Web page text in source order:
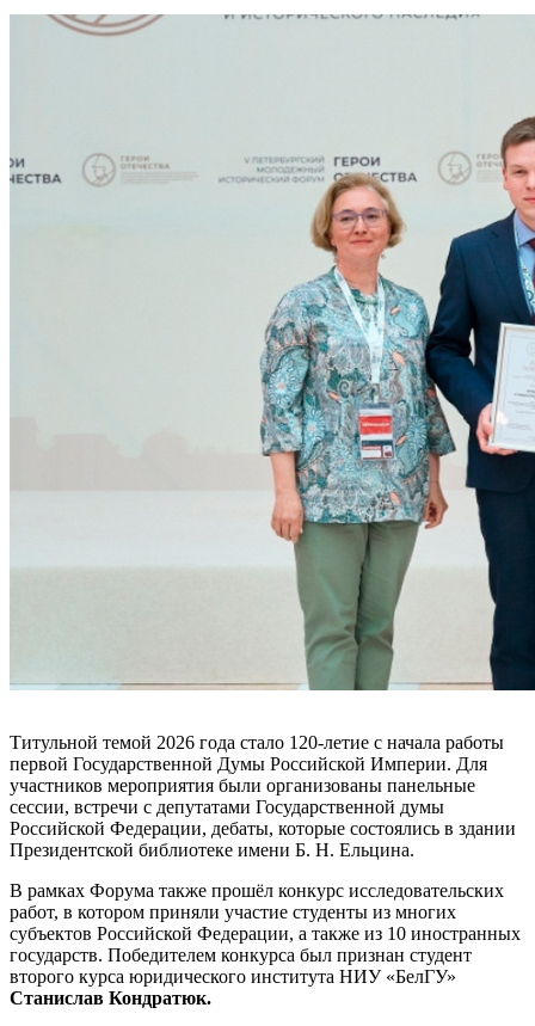
Титульной темой 2026 года стало 120-летие с начала работы
первой Государственной Думы Российской Империи. Для
участников мероприятия были организованы панельные
сессии, встречи с депутатами Государственной думы
Российской Федерации, дебаты, которые состоялись в здании
Президентской библиотеке имени Б. Н. Ельцина.
В рамках Форума также прошёл конкурс исследовательских
работ, в котором приняли участие студенты из многих
субъектов Российской Федерации, а также из 10 иностранных
государств. Победителем конкурса был признан студент
второго курса юридического института НИУ «БелГУ»
Станислав Кондратюк.